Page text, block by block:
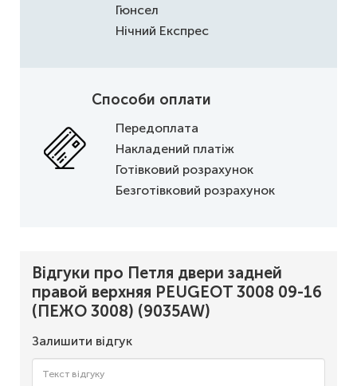
Гюнсел
Нічний Експрес
Способи оплати
Передоплата
Накладений платіж
Готівковий розрахунок
Безготівковий розрахунок
Відгуки про Петля двери задней
правой верхняя PEUGEOT 3008 09-16
(ПЕЖО 3008) (9035AW)
Залишити відгук